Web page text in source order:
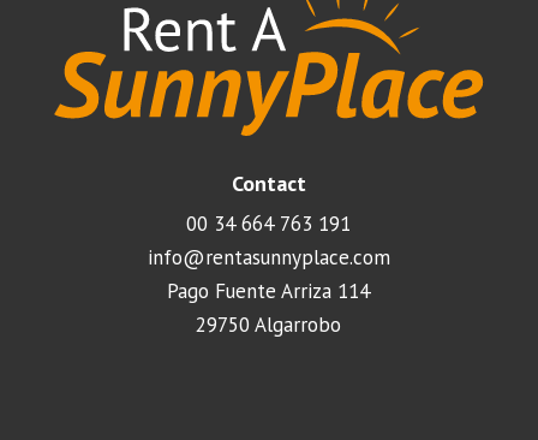
Contact
00 34 664 763 191
info@rentasunnyplace.com
Pago Fuente Arriza 114
29750 Algarrobo